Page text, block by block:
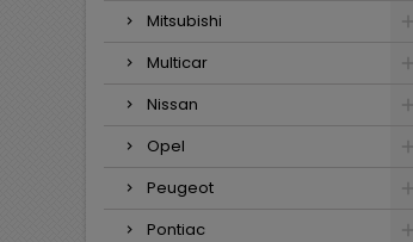
Mitsubishi
Multicar
Nissan
Opel
Peugeot
Pontiac